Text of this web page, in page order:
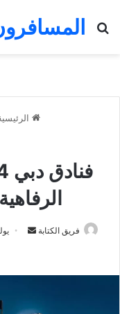
فريق الكتابة
أرسل يوليو